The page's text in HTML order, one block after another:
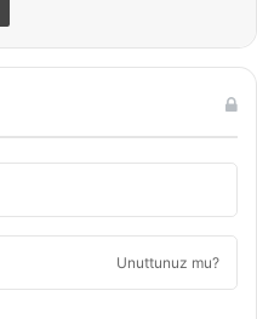
Unuttunuz mu?